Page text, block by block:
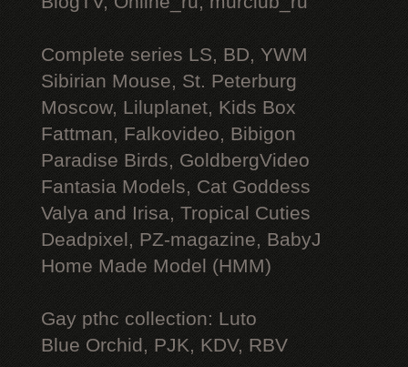
Complete series LS, BD, YWM
Sibirian Mouse, St. Peterburg
Moscow, Liluplanet, Kids Box
Fattman, Falkovideo, Bibigon
Paradise Birds, GoldbergVideo
Fantasia Models, Cat Goddess
Valya and Irisa, Tropical Cuties
Deadpixel, PZ-magazine, BabyJ
Home Made Model (HMM)
Gay рthс collection: Luto
Blue Orchid, PJK, KDV, RBV